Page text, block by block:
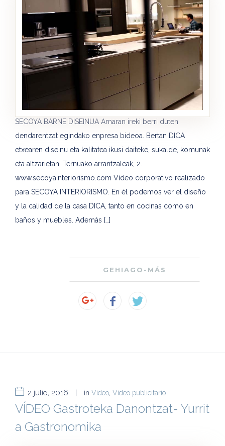
SECOYA BARNE DISEINUA Amaran ireki berri duten
dendarentzat egindako enpresa bideoa. Bertan DICA
etxearen diseinu eta kalitatea ikusi daiteke, sukalde, komunak
eta altzarietan. Ternuako arrantzaleak, 2.
www.secoyainteriorismo.com Vídeo corporativo realizado
para SECOYA INTERIORISMO. En él podemos ver el diseño
y la calidad de la casa DICA, tanto en cocinas como en
baños y muebles. Además […]
GEHIAGO-MÁS
2 julio, 2016 | in Vídeo, Vídeo publicitario
VÍDEO Gastroteka Danontzat- Yurrit
a Gastronomika